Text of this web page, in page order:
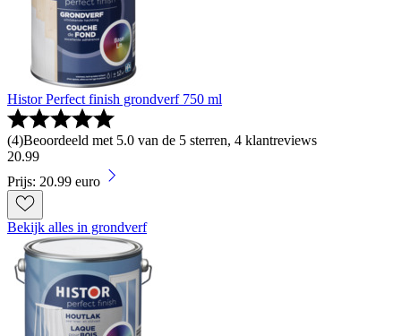
Histor Perfect finish grondverf 750 ml
(4)Beoordeeld met 5.0 van de 5 sterren, 4 klantreviews
20.99
Prijs: 20.99 euro
Bekijk alles in grondverf